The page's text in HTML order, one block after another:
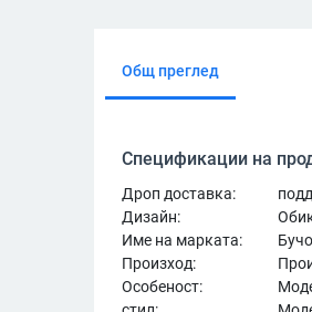
Общ преглед
Спецификации на
Дроп доставка:
Дизайн:
Име на марката:
Бучо
Произход:
Особеност: